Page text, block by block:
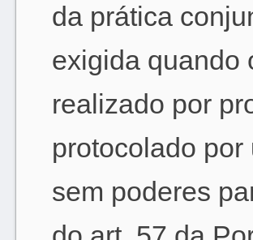
da prática
exigida quando
realizado por
protocolado
sem poderes